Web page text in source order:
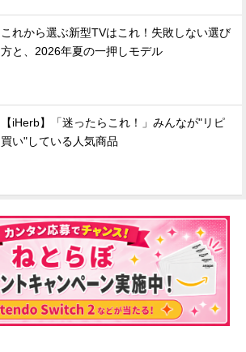
これから選ぶ新型TVはこれ！失敗しない選び
方と、2026年夏の一押しモデル
【iHerb】「迷ったらこれ！」みんなが"リピ
買い"している人気商品